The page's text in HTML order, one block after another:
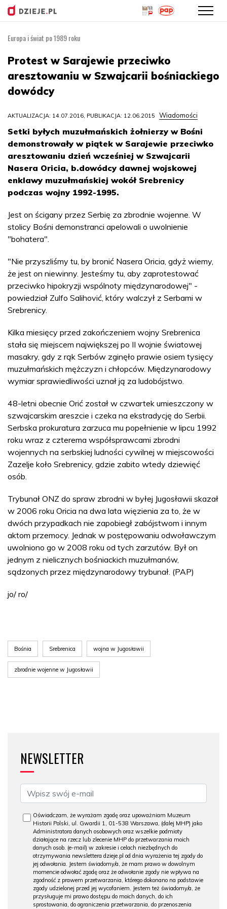
treści
Europa i świat po 1989 roku
Protest w Sarajewie przeciwko
aresztowaniu w Szwajcarii bośniackiego
dowódcy
AKTUALIZACJA: 14.07.2016, PUBLIKACJA: 12.06.2015 Wiadomości
Setki byłych muzułmańskich żołnierzy w Bośni
demonstrowały w piątek w Sarajewie przeciwko
aresztowaniu dzień wcześniej w Szwajcarii
Nasera Oricia, b.dowódcy dawnej wojskowej
enklawy muzułmańskiej wokół Srebrenicy
podczas wojny 1992-1995.
Jest on ścigany przez Serbię za zbrodnie wojenne. W
stolicy Bośni demonstranci apelowali o uwolnienie
"bohatera".
"Nie przyszliśmy tu, by bronić Nasera Oricia, gdyż wiemy,
że jest on niewinny. Jesteśmy tu, aby zaprotestować
przeciwko hipokryzji wspólnoty międzynarodowej" -
powiedział Zulfo Salihović, który walczył z Serbami w
Srebrenicy.
Kilka miesięcy przed zakończeniem wojny Srebrenica
stała się miejscem największej po II wojnie światowej
masakry, gdy z rąk Serbów zginęło prawie osiem tysięcy
muzułmańskich mężczyzn i chłopców. Międzynarodowy
wymiar sprawiedliwości uznał ją za ludobójstwo.
48-letni obecnie Orić został w czwartek umieszczony w
szwajcarskim areszcie i czeka na ekstradycję do Serbii.
Serbska prokuratura zarzuca mu popełnienie w lipcu 1992
roku wraz z czterema współsprawcami zbrodni
wojennych na serbskiej ludności cywilnej w miejscowości
Zazelje koło Srebrenicy, gdzie zabito wtedy dziewięć
osób.
Trybunał ONZ do spraw zbrodni w byłej Jugosławii skazał
w 2006 roku Oricia na dwa lata więzienia za to, że w
dwóch przypadkach nie zapobiegł zabójstwom i innym
aktom przemocy. Jednak w postępowaniu odwoławczym
uwolniono go w 2008 roku od tych zarzutów. Był on
jednym z nielicznych bośniackich muzułmanów,
sądzonych przez międzynarodowy trybunał. (PAP)
jo/ ro/
Bośnia Srebrenica wojna w Jugosławii
zbrodnie wojenne w Jugosławii
NEWSLETTER
Oświadczam, że wyrażam zgodę oraz upoważniam Muzeum
Historii Polski, ul. Gwardii 1, 01-538 Warszawa, (dalej MHP) jako
Administratora danych osobowych oraz wszelkie podmioty
działające na rzecz lub zlecenie MHP do przetwarzania moich
danych osob. (e-mail) w zakresie i celach niezbędnych do
otrzymywania newslettera dzieje.pl od dnia wyrażenia tej zgody do
jej odwołania. Jestem świadomy/a, że mam prawo w dowolnym
momencie odwołać zgodę oraz że odwołanie zgody nie wpływa na
zgodność z prawem przetwarzania, którego dokonano na podstawie
zgody udzielonej przed jej wycofaniem. Jestem też świadomy/a, że
przysługuje mi prawo dostępu do moich danych, do ich
sprostowania, do ograniczenia przetwarzania, do przenoszenia